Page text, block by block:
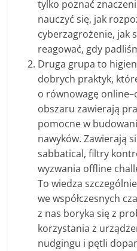
tylko poznać
nauczyć się, jak
cyberzagrożenie, jak
reagować, gdy
Druga grupa to
dobrych praktyk,
o równowagę
obszaru zawierają
pomocne w
nawyków. Zawierają
sabbatical, filtry
wyzwania offline
To wiedza
we współczesnych
z nas boryka się z
korzystania z
nudgingu i pętli